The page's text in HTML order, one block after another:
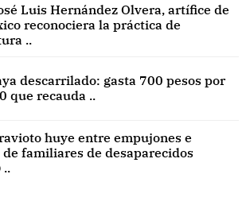
Luis Hernández Olvera, artífice de
reconociera la práctica de
..
descarrilado: gasta 700 pesos por
que recauda ..
huye entre empujones e
familiares de desaparecidos
..